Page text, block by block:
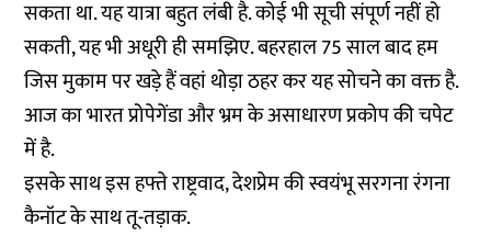
सकता था. यह यात्रा बहुत लंबी है. कोई भी सूची संपूर्ण नहीं हो
सकती, यह भी अधूरी ही समझिए. बहरहाल 75 साल बाद हम
जिस मुकाम पर खड़े हैं वहां थोड़ा ठहर कर यह सोचने का वक्त है.
आज का भारत प्रोपेगेंडा और भ्रम के असाधारण प्रकोप की चपेट
में है.
इसके साथ इस हफ्ते राष्ट्रवाद, देशप्रेम की स्वयंभू सरगना रंगना
कैनॉट के साथ तू-तड़ाक.